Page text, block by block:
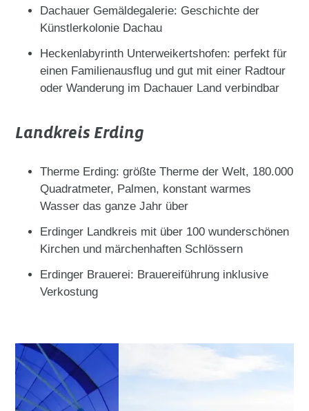
Dachauer Gemäldegalerie: Geschichte der
Künstlerkolonie Dachau
Heckenlabyrinth Unterweikertshofen: perfekt für
einen Familienausflug und gut mit einer Radtour
oder Wanderung im Dachauer Land verbindbar
Landkreis Erding
Therme Erding: größte Therme der Welt, 180.000
Quadratmeter, Palmen, konstant warmes
Wasser das ganze Jahr über
Erdinger Landkreis mit über 100 wunderschönen
Kirchen und märchenhaften Schlössern
Erdinger Brauerei: Brauereiführung inklusive
Verkostung